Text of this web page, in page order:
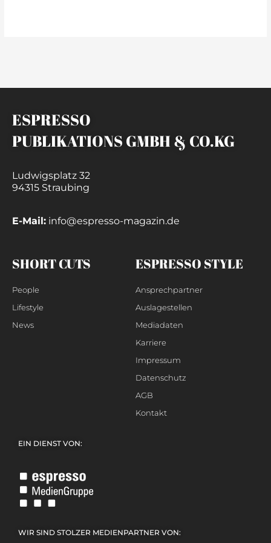
ESPRESSO
PUBLIKATIONS GMBH & CO.KG
Ludwigsplatz 32
94315 Straubing
E-Mail: info@espresso-magazin.de
SHORT CUTS
People
Lifestyle
News
ESPRESSO STYLE
Ansprechpartner
Auslagestellen
Mediadaten
Karriere
Impressum
Datenschutz
AGB
Kontakt
EIN DIENST VON:
WIR SIND STOLZER MEDIENPARTNER VON: